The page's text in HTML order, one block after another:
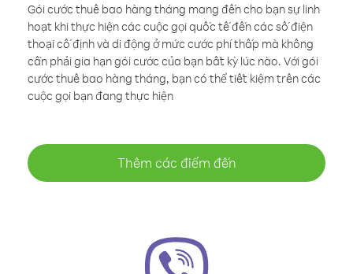
Gói cước thuê bao hàng tháng mang đến cho bạn sự linh
hoạt khi thực hiện các cuộc gọi quốc tế đến các số điện
thoại cố định và di động ở mức cước phí thấp mà không
cần phải gia hạn gói cước của bạn bất kỳ lúc nào. Với gói
cước thuê bao hàng tháng, bạn có thể tiết kiệm trên các
cuộc gọi bạn đang thực hiện
Thêm các điểm đến